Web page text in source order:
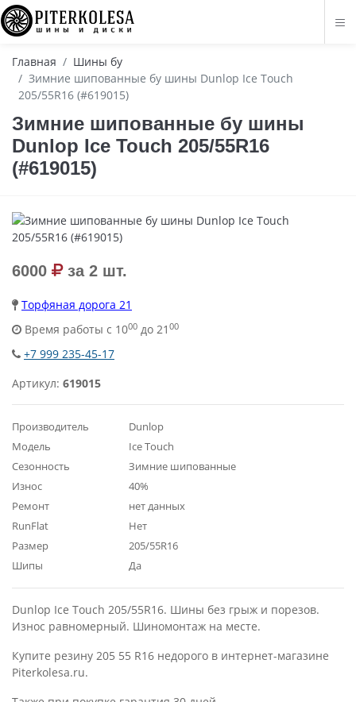
Главная
Шины бу
Зимние шипованные бу шины Dunlop Ice Touch
205/55R16 (#619015)
Зимние шипованные бу шины
Dunlop Ice Touch 205/55R16
(#619015)
6000 за 2 шт.
Торфяная дорога 21
Время работы с 1000 до 21 00
+7 999 235-45-17
Артикул: 619015
Производитель
Dunlop
Модель
Ice Touch
Сезонность
Зимние шипованные
Износ
40%
Ремонт
нет данных
RunFlat
Нет
Размер
205/55R16
Шипы
Да
Dunlop Ice Touch 205/55R16. Шины без грыж и порезов.
Износ равномерный. Шиномонтаж на месте.
Купите резину 205 55 R16 недорого в интернет-магазине
Piterkolesa.ru.